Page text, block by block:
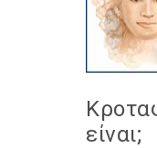
είναι;